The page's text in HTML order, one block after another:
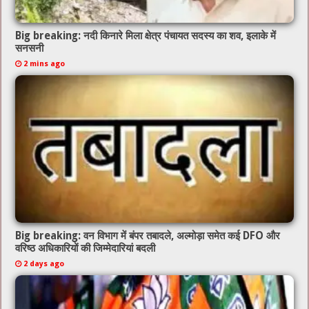
Big breaking: नदी किनारे मिला क्षेत्र पंचायत सदस्य का शव, इलाके में
सनसनी
2 mins ago
Big breaking: वन विभाग में बंपर तबादले, अल्मोड़ा समेत कई DFO और
वरिष्ठ अधिकारियों की जिम्मेदारियां बदली
2 days ago